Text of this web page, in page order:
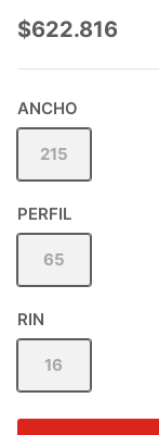
$622.816
ANCHO
215
PERFIL
65
RIN
16